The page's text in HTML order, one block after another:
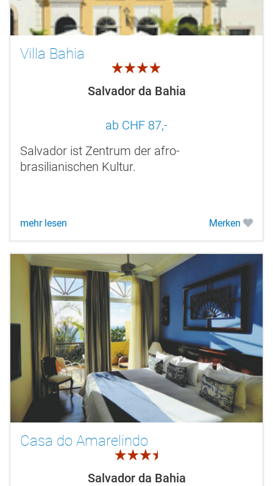
Villa Bahia
4.0
Salvador da Bahia
ab CHF 87,-
Salvador ist Zentrum der afro-
brasilianischen Kultur.
mehr lesen Merken
Casa do Amarelindo
3.5
Salvador da Bahia